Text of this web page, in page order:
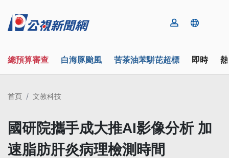
總預算審查 白海豚颱風 苦茶油苯駢芘超標 即時
首頁 文教科技
國研院攜手成大推AI影像分析 加
速脂肪肝炎病理檢測時間